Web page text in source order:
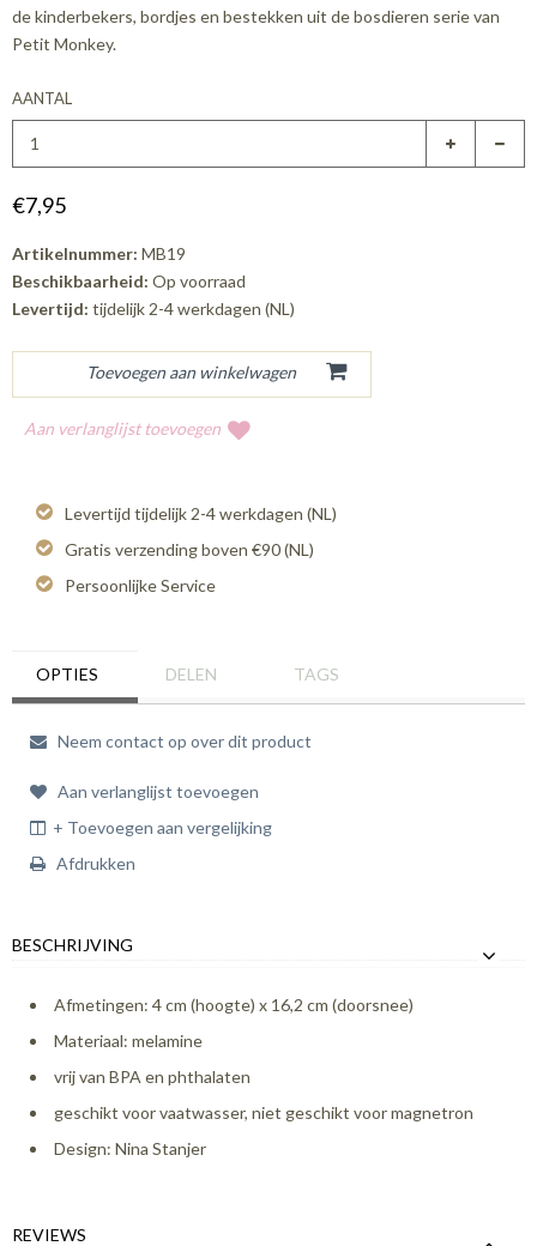
de kinderbekers, bordjes en bestekken uit de bosdieren serie van
Petit Monkey.
AANTAL
€7,95
Artikelnummer: MB19
Beschikbaarheid: Op voorraad
Levertijd: tijdelijk 2-4 werkdagen (NL)
Aan verlanglijst toevoegen
Levertijd tijdelijk 2-4 werkdagen (NL)
Gratis verzending boven €90 (NL)
Persoonlijke Service
OPTIES DELEN TAGS
Neem contact op over dit product
Aan verlanglijst toevoegen
+ Toevoegen aan vergelijking
Afdrukken
BESCHRIJVING
Afmetingen: 4 cm (hoogte) x 16,2 cm (doorsnee)
Materiaal: melamine
vrij van BPA en phthalaten
geschikt voor vaatwasser, niet geschikt voor magnetron
Design: Nina Stanjer
REVIEWS